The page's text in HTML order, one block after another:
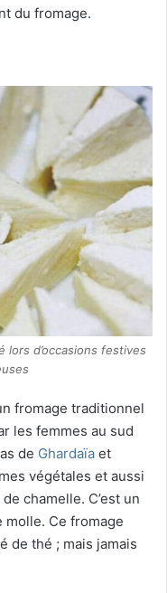
du fromage.
lors d’occasions festives
fromage traditionnel
les femmes au sud
de Ghardaïa et
végétales et aussi
chamelle. C’est un
molle. Ce fromage
de thé ; mais jamais